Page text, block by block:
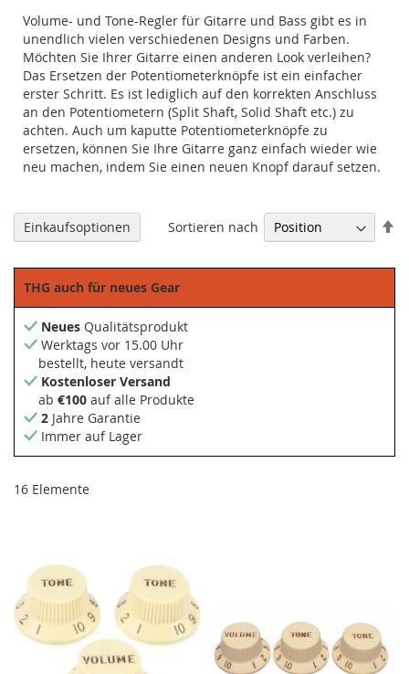
Volume- und Tone-Regler für Gitarre und Bass gibt es in
unendlich vielen verschiedenen Designs und Farben.
Möchten Sie Ihrer Gitarre einen anderen Look verleihen?
Das Ersetzen der Potentiometerknöpfe ist ein einfacher
erster Schritt. Es ist lediglich auf den korrekten Anschluss
an den Potentiometern (Split Shaft, Solid Shaft etc.) zu
achten. Auch um kaputte Potentiometerknöpfe zu
ersetzen, können Sie Ihre Gitarre ganz einfach wieder wie
neu machen, indem Sie einen neuen Knopf darauf setzen.
16 Elemente
Sortieren nach
Einkaufsoptionen
THG auch für neues Gear
Neues Qualitätsprodukt
Werktags vor 15.00 Uhr
bestellt, heute versandt
Kostenloser Versand
ab €100 auf alle Produkte
2 Jahre Garantie
Immer auf Lager